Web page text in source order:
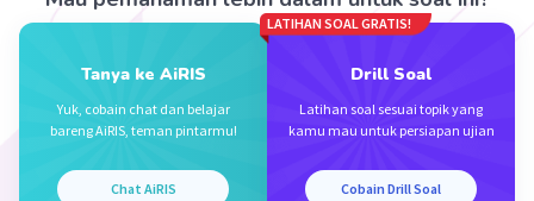
Balas
Diaz N Level 67
10 Oktober 2023 10:02
D. Kebahagiaan
Tanya ke AiRIS
Yuk, cobain chat dan belajar
bareng AiRIS, teman pintarmu!
Chat AiRIS
LATIHAN SOAL GRATIS!
Drill Soal
Latihan soal sesuai topik yang
kamu mau untuk persiapan ujian
Cobain Drill Soal